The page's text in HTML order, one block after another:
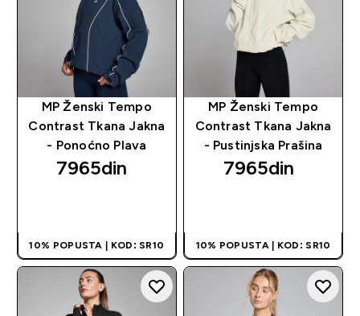
MP Ženski Tempo
Contrast Tkana Jakna
- Ponoćno Plava
7965din‎
10% POPUSTA | KOD: SR10
MP Ženski Tempo
Contrast Tkana Jakna
- Pustinjska Prašina
7965din‎
10% POPUSTA | KOD: SR10